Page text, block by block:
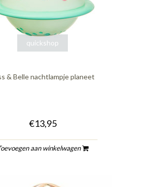
quickshop
& Belle nachtlampje planeet
€13,95
aan winkelwagen